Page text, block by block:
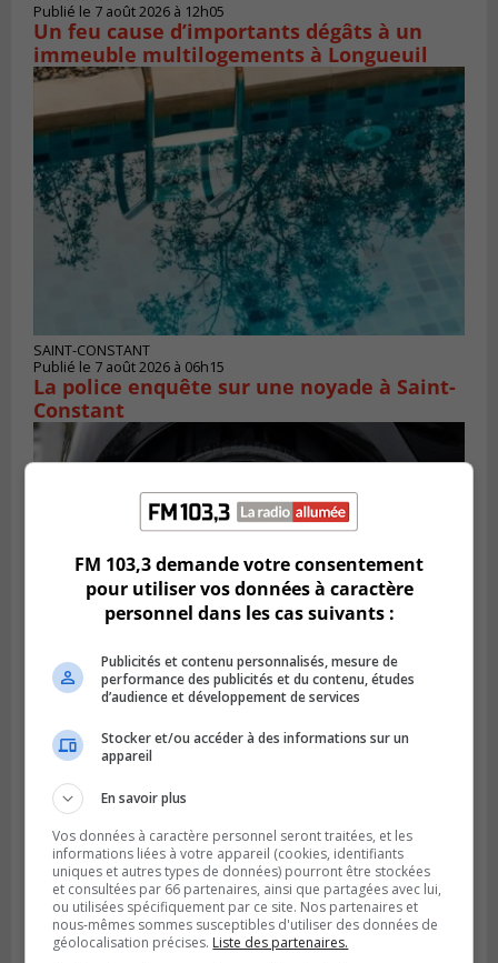
Publié le 7 août 2026 à 12h05
Un feu cause d’importants dégâts à un
immeuble multilogements à Longueuil
SAINT-CONSTANT
Publié le 7 août 2026 à 06h15
La police enquête sur une noyade à Saint-
Constant
LONGUEUIL
Des jeunes ciblent la Montérégie pour
le Défi écrou de roue
FM 103,3 demande votre consentement
pour utiliser vos données à caractère
personnel dans les cas suivants :
Publicités et contenu personnalisés, mesure de
performance des publicités et du contenu, études
d’audience et développement de services
Stocker et/ou accéder à des informations sur un
appareil
En savoir plus
Vos données à caractère personnel seront traitées, et les
informations liées à votre appareil (cookies, identifiants
uniques et autres types de données) pourront être stockées
et consultées par 66 partenaires, ainsi que partagées avec lui,
ou utilisées spécifiquement par ce site. Nos partenaires et
nous-mêmes sommes susceptibles d'utiliser des données de
géolocalisation précises. Liste des partenaires.